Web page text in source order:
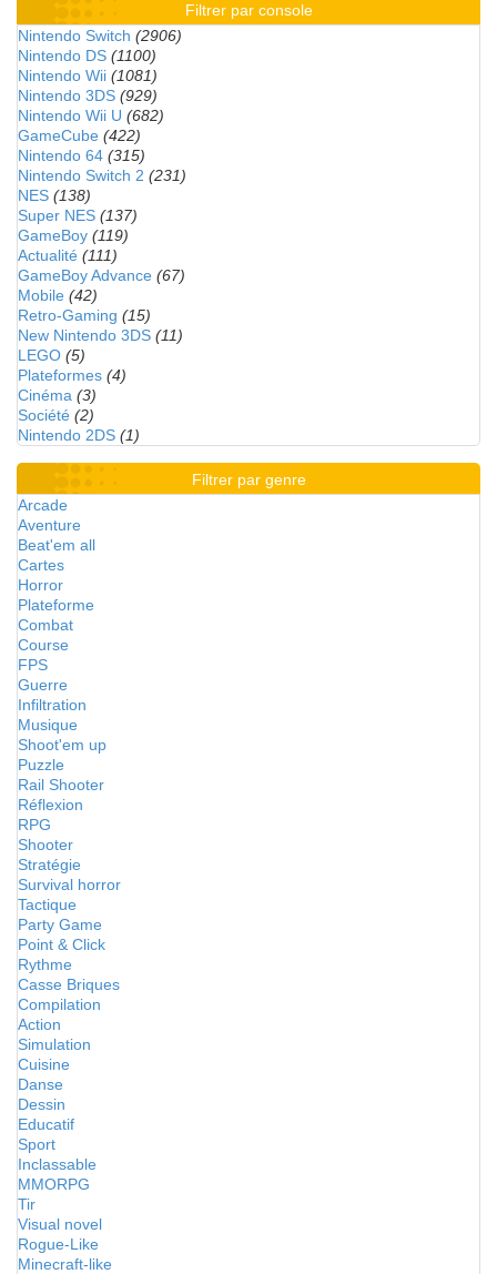
Filtrer par console
Nintendo Switch (2906)
Nintendo DS (1100)
Nintendo Wii (1081)
Nintendo 3DS (929)
Nintendo Wii U (682)
GameCube (422)
Nintendo 64 (315)
Nintendo Switch 2 (231)
NES (138)
Super NES (137)
GameBoy (119)
Actualité (111)
GameBoy Advance (67)
Mobile (42)
Retro-Gaming (15)
New Nintendo 3DS (11)
LEGO (5)
Plateformes (4)
Cinéma (3)
Société (2)
Nintendo 2DS (1)
Filtrer par genre
Arcade
Aventure
Beat'em all
Cartes
Horror
Plateforme
Combat
Course
FPS
Guerre
Infiltration
Musique
Shoot'em up
Puzzle
Rail Shooter
Réflexion
RPG
Shooter
Stratégie
Survival horror
Tactique
Party Game
Point & Click
Rythme
Casse Briques
Compilation
Action
Simulation
Cuisine
Danse
Dessin
Educatif
Sport
Inclassable
MMORPG
Tir
Visual novel
Rogue-Like
Minecraft-like